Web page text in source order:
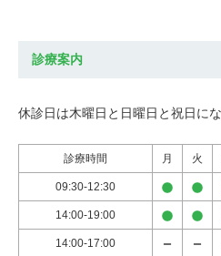
診療案内
診療時間 月 火
09:30-12:30
14:00-19:00
14:00-17:00
休診日は木曜日と日曜日と祝日にな